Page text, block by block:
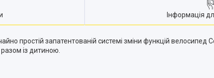
Інформація
простій запатентованій системі зміни функцій велосипед
із дитиною.